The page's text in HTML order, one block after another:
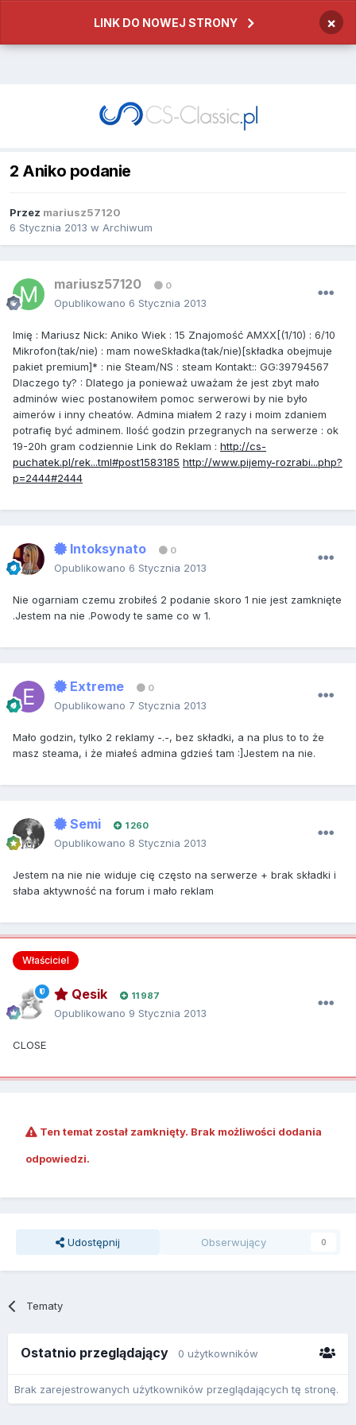
LINK DO NOWEJ STRONY ×
2 Aniko podanie
Przez mariusz57120
6 Stycznia 2013 w Archiwum
mariusz57120 0
Opublikowano 6 Stycznia 2013
Imię : Mariusz Nick: Aniko Wiek : 15 Znajomość AMXX[(1/10) : 6/10
Mikrofon(tak/nie) : mam noweSkładka(tak/nie)[składka obejmuje
pakiet premium]* : nie Steam/NS : steam Kontakt:: GG:39794567
Dlaczego ty? : Dlatego ja ponieważ uważam że jest zbyt mało
adminów wiec postanowiłem pomoc serwerowi by nie było
aimerów i inny cheatów. Admina miałem 2 razy i moim zdaniem
potrafię być adminem. Ilość godzin przegranych na serwerze : ok
19-20h gram codziennie Link do Reklam : http://cs-
puchatek.pl/rek...tml#post1583185 http://www.pijemy-rozrabi...php?
p=2444#2444
Intoksynato 0
Opublikowano 6 Stycznia 2013
Nie ogarniam czemu zrobiłeś 2 podanie skoro 1 nie jest zamknięte
.Jestem na nie .Powody te same co w 1.
Extreme 0
Opublikowano 7 Stycznia 2013
Mało godzin, tylko 2 reklamy -.-, bez składki, a na plus to to że
masz steama, i że miałeś admina gdzieś tam :]Jestem na nie.
Semi 1 260
Opublikowano 8 Stycznia 2013
Jestem na nie nie widuje cię często na serwerze + brak składki i
słaba aktywność na forum i mało reklam
Właściciel
Qesik 11 987
Opublikowano 9 Stycznia 2013
CLOSE
Ten temat został zamknięty. Brak możliwości dodania
odpowiedzi.
Udostępnij Obserwujący 0
Tematy
Ostatnio przeglądający 0 użytkowników
Brak zarejestrowanych użytkowników przeglądających tę stronę.